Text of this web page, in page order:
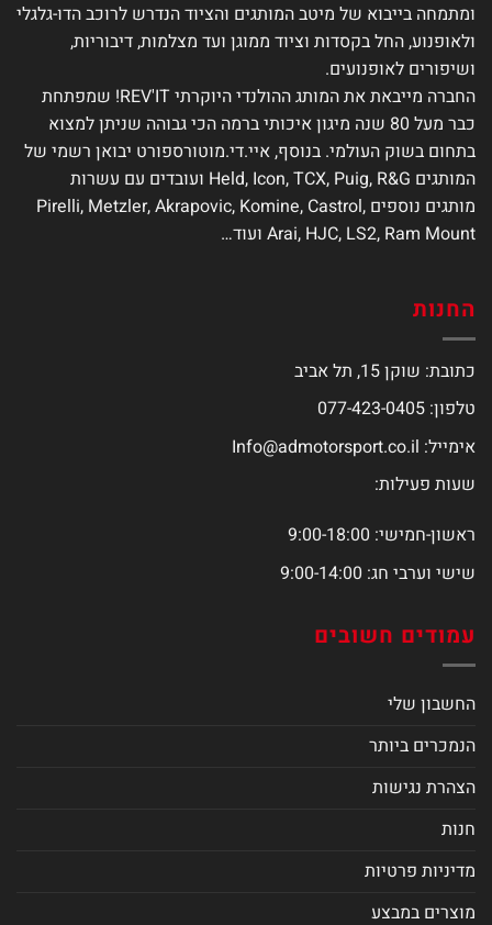
ומתמחה בייבוא של מיטב המותגים והציוד הנדרש לרוכב הדו-גלגלי
ולאופנוע, החל בקסדות וציוד ממוגן ועד מצלמות, דיבוריות,
ושיפורים לאופנועים.
החברה מייבאת את המותג ההולנדי היוקרתי REV'IT! שמפתחת
כבר מעל 80 שנה מיגון איכותי ברמה הכי גבוהה שניתן למצוא
בתחום בשוק העולמי. בנוסף, איי.די.מוטורספורט יבואן רשמי של
המותגים Held, Icon, TCX, Puig, R&G ועובדים עם עשרות
מותגים נוספים Pirelli, Metzler, Akrapovic, Komine, Castrol,
Arai, HJC, LS2, Ram Mount ועוד…
החנות
כתובת: שוקן 15, תל אביב
טלפון: 077-423-0405
אימייל: Info@admotorsport.co.il
שעות פעילות:
ראשון-חמישי: 9:00-18:00
שישי וערבי חג: 9:00-14:00
עמודים חשובים
החשבון שלי
הנמכרים ביותר
הצהרת נגישות
חנות
מדיניות פרטיות
מוצרים במבצע